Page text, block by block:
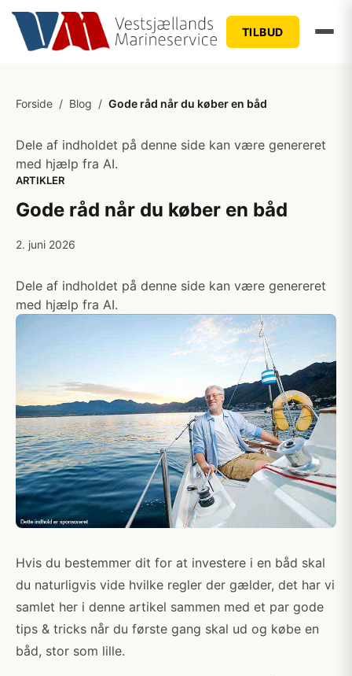
TILBUD
Forside / Blog / Gode råd når du køber en båd
Dele af indholdet på denne side kan være genereret
med hjælp fra AI.
ARTIKLER
Gode råd når du køber en båd
2. juni 2026
Dele af indholdet på denne side kan være genereret
med hjælp fra AI.
Hvis du bestemmer dit for at investere i en båd skal
du naturligvis vide hvilke regler der gælder, det har vi
samlet her i denne artikel sammen med et par gode
tips & tricks når du første gang skal ud og købe en
båd, stor som lille.